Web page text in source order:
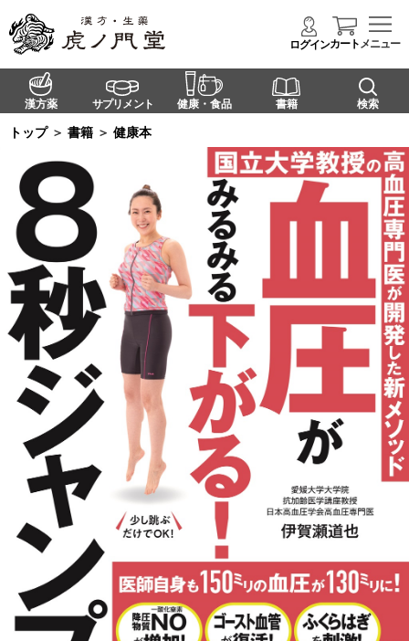
ログインカートメニュー
漢方薬 サプリメント 健康・食品 書籍 検索
トップ ＞ 書籍 ＞ 健康本